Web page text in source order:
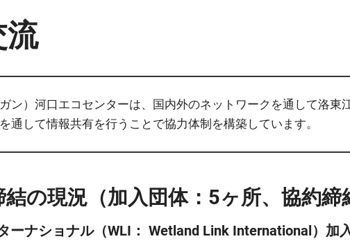
流
ン）河口エコセンターは、国内外のネットワークを通して洛東
通して情報共有を行うことで協力体制を構築しています。
の現況（加入団体：5ヶ所、協約締
ーナショナル（WLI： Wetland Link International）加